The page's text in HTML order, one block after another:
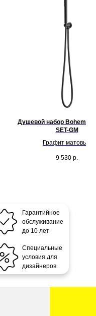
Душевой набор Boheme
SET-GM
Графит матовый
9 530 р.
Гарантийное
обслуживание
до 10 лет
Специальные
условия для
дизайнеров